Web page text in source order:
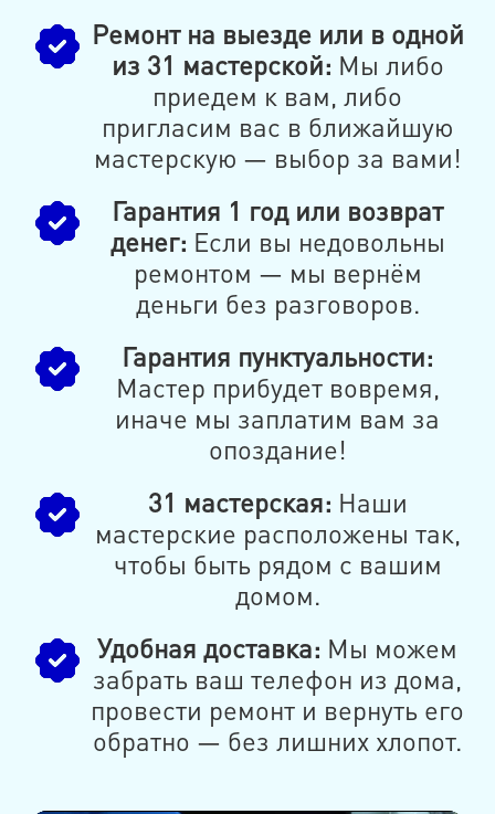
Ремонт на выезде или в одной
из 31 мастерской: Мы либо
приедем к вам, либо
пригласим вас в ближайшую
мастерскую — выбор за вами!
Гарантия 1 год или возврат
денег: Если вы недовольны
ремонтом — мы вернём
деньги без разговоров.
Гарантия пунктуальности:
Мастер прибудет вовремя,
иначе мы заплатим вам за
опоздание!
31 мастерская: Наши
мастерские расположены так,
чтобы быть рядом с вашим
домом.
Удобная доставка: Мы можем
забрать ваш телефон из дома,
провести ремонт и вернуть его
обратно — без лишних хлопот.